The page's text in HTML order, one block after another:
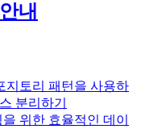
내
지토리 패턴을 사용하
분리하기
위한 효율적인 데이